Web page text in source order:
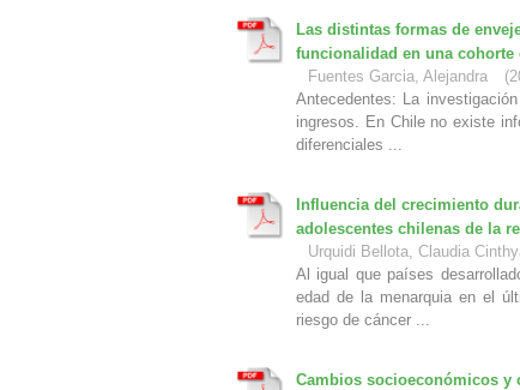
Las distintas formas de
funcionalidad en una
Fuentes Garcia, Alejandra
(
Antecedentes: La
ingresos. En Chile no existe
diferenciales ...
Influencia del crecimiento
adolescentes chilenas de la
Urquidi Bellota, Claudia
Al igual que países
edad de la menarquia en el
riesgo de cáncer ...
Cambios socioeconómicos y